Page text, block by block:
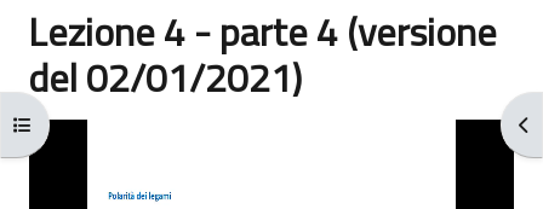
Abrir índice del curso
Lezione 4 - parte 4 (versione
del 02/01/2021)
Requisitos de finalización